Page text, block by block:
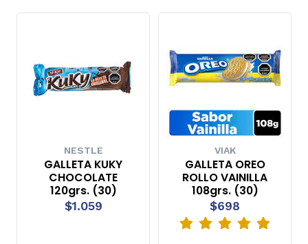
NESTLE
GALLETA KUKY
CHOCOLATE
120grs. (30)
$1.059
VIAK
GALLETA OREO
ROLLO VAINILLA
108grs. (30)
$698